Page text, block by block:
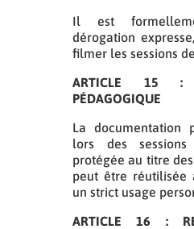
Il est
dérogation
filmer les sessions
ARTICLE 15 :
PÉDAGOGIQUE
La documentation
lors des
protégée au titre
peut être réutilisée
un strict usage
ARTICLE 16 :